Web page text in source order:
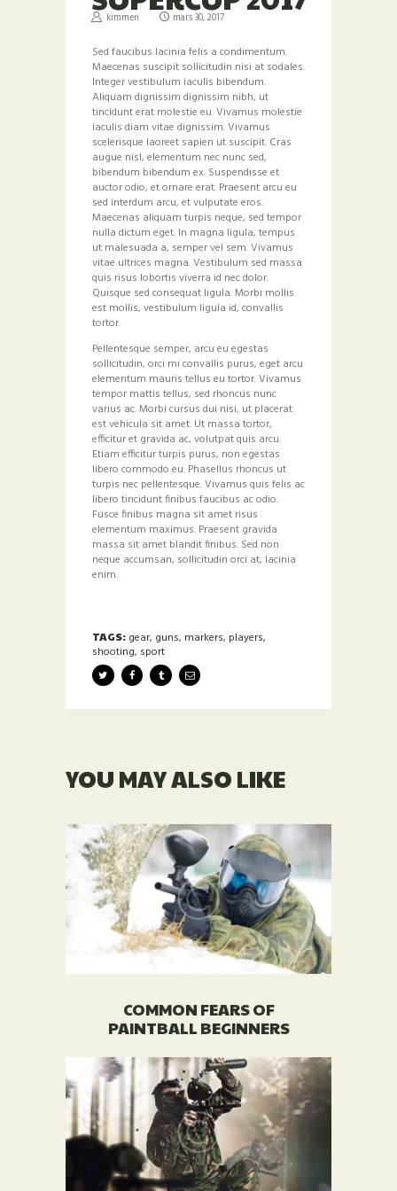
kimmen mars 30, 2017
Sed faucibus lacinia felis a condimentum.
Maecenas suscipit sollicitudin nisi at sodales.
Integer vestibulum iaculis bibendum.
Aliquam dignissim dignissim nibh, ut
tincidunt erat molestie eu. Vivamus molestie
iaculis diam vitae dignissim. Vivamus
scelerisque laoreet sapien ut suscipit. Cras
augue nisl, elementum nec nunc sed,
bibendum bibendum ex. Suspendisse et
auctor odio, et ornare erat. Praesent arcu eu
sed interdum arcu, et vulputate eros.
Maecenas aliquam turpis neque, sed tempor
nulla dictum eget. In magna ligula, tempus
ut malesuada a, semper vel sem. Vivamus
vitae ultrices magna. Vestibulum sed massa
quis risus lobortis viverra id nec dolor.
Quisque sed consequat ligula. Morbi mollis
est mollis, vestibulum ligula id, convallis
tortor.
Pellentesque semper, arcu eu egestas
sollicitudin, orci mi convallis purus, eget arcu
elementum mauris tellus eu tortor. Vivamus
tempor mattis tellus, sed rhoncus nunc
varius ac. Morbi cursus dui nisi, ut placerat
est vehicula sit amet. Ut massa tortor,
efficitur et gravida ac, volutpat quis arcu.
Etiam efficitur turpis purus, non egestas
libero commodo eu. Phasellus rhoncus ut
turpis nec pellentesque. Vivamus quis felis ac
libero tincidunt finibus faucibus ac odio.
Fusce finibus magna sit amet risus
elementum maximus. Praesent gravida
massa sit amet blandit finibus. Sed non
neque accumsan, sollicitudin orci at, lacinia
enim.
TAGS: gear, guns, markers, players,
shooting, sport
YOU MAY ALSO LIKE
COMMON FEARS OF
PAINTBALL BEGINNERS